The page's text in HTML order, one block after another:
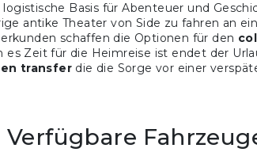
Basis für Abenteuer und
antike Theater von Side zu fahren an
schaffen die Optionen für den
Zeit für die Heimreise ist endet der
transfer die die Sorge vor einer
Verfügbare